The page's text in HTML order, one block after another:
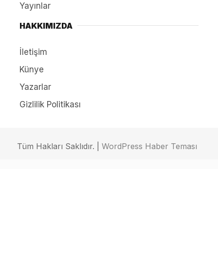
Yayınlar
HAKKIMIZDA
İletişim
Künye
Yazarlar
Gizlilik Politikası
Tüm Hakları Saklıdır. | WordPress Haber Teması